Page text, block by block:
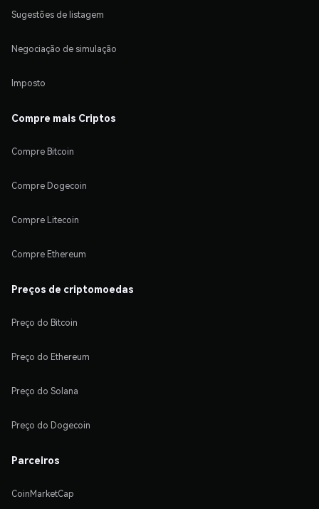
Sugestões de listagem
Negociação de simulação
Imposto
Compre mais Criptos
Compre Bitcoin
Compre Dogecoin
Compre Litecoin
Compre Ethereum
Preços de criptomoedas
Preço do Bitcoin
Preço do Ethereum
Preço do Solana
Preço do Dogecoin
Parceiros
CoinMarketCap